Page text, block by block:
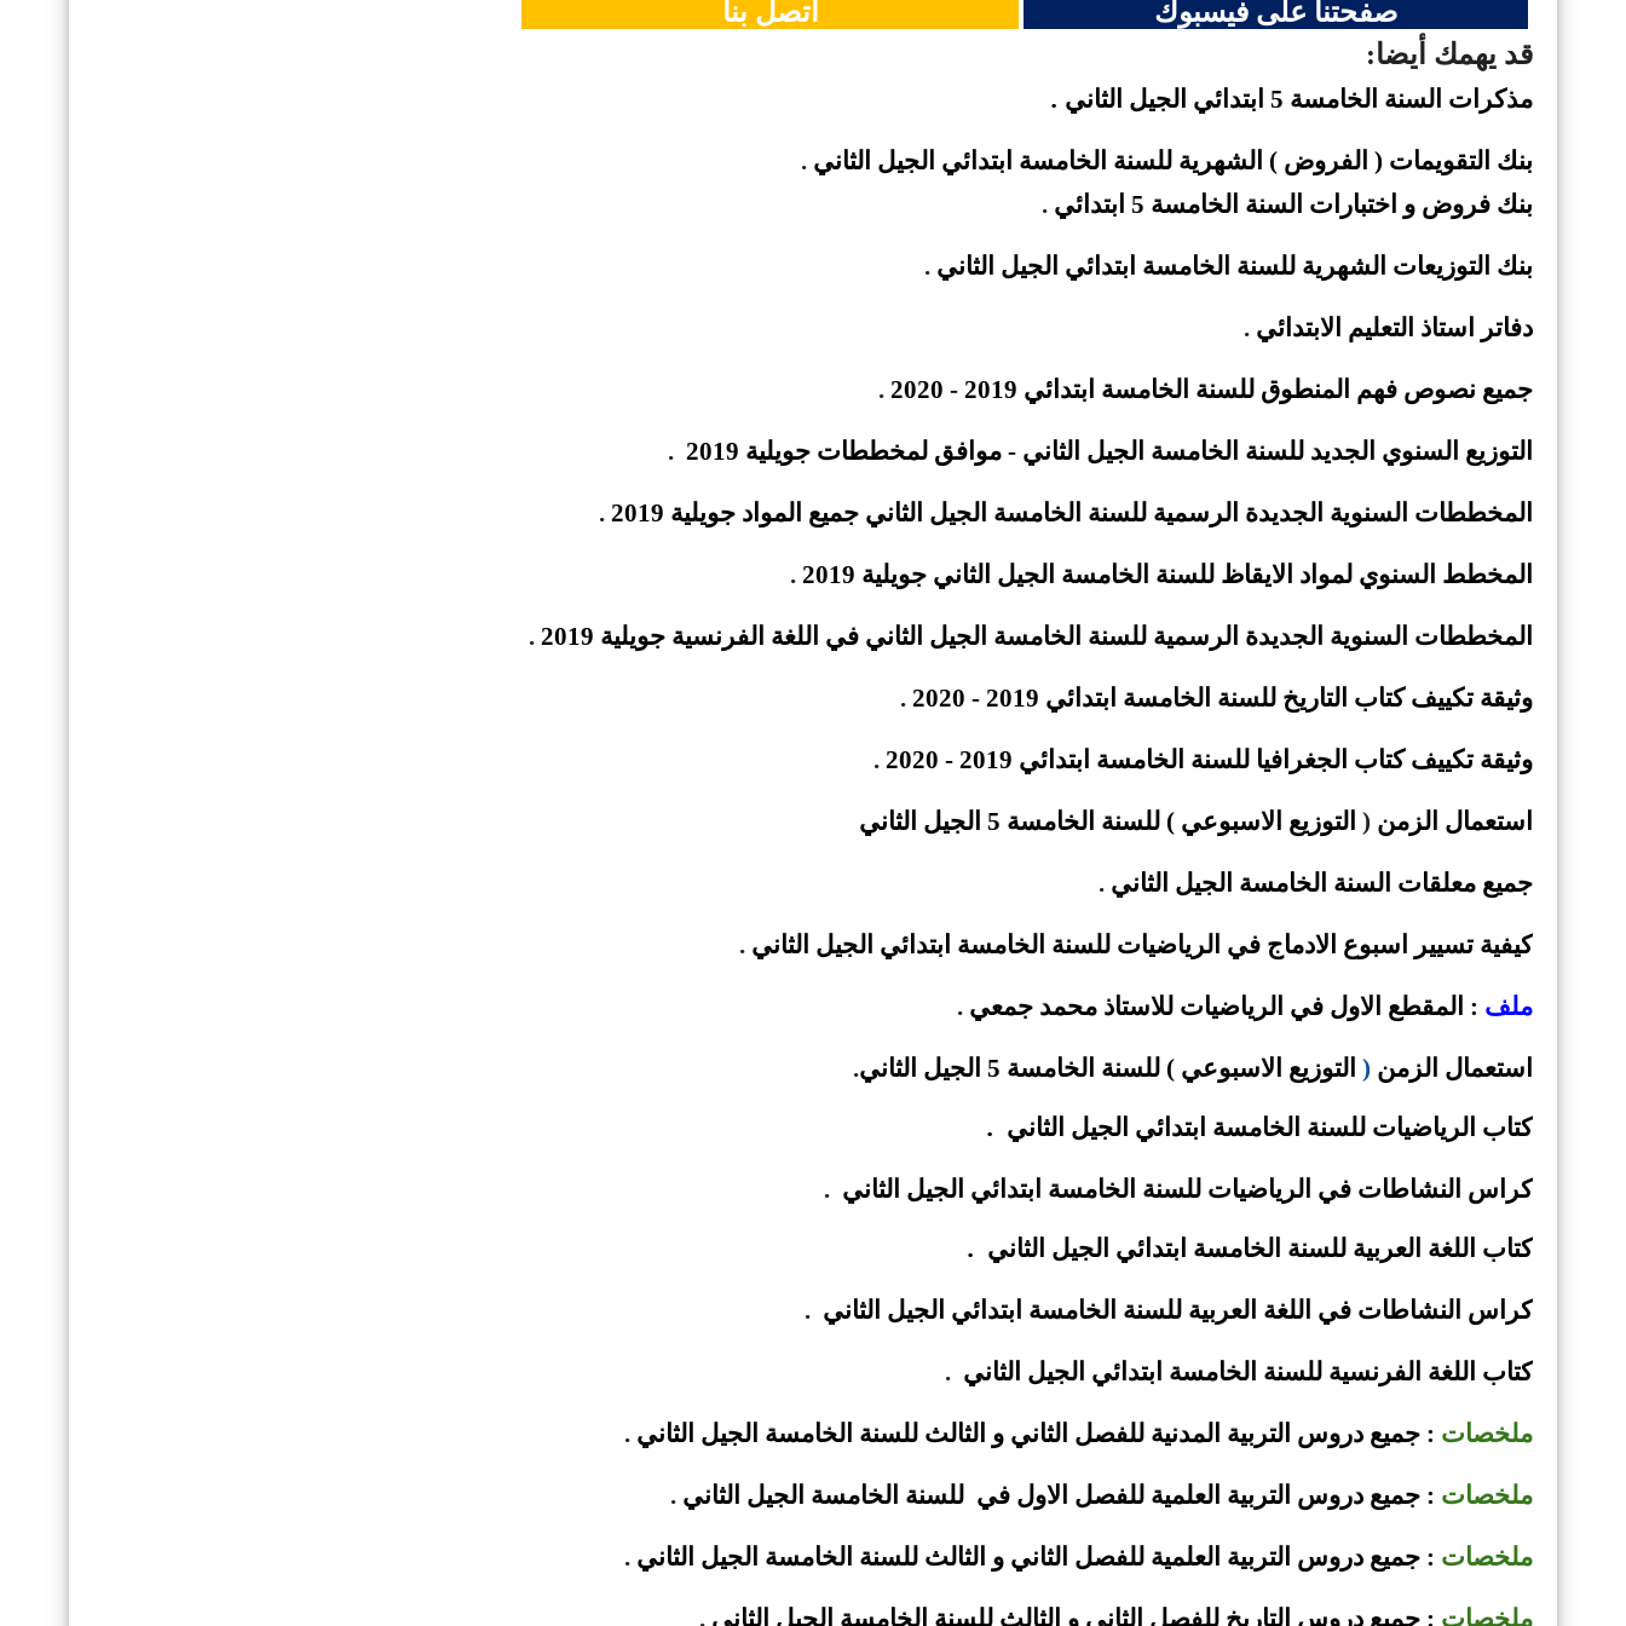
صفحتنا على فيسبوك
اتصل بنا
قد يهمك أيضا:
مذكرات السنة الخامسة 5 ابتدائي الجيل الثاني .
بنك التقويمات ( الفروض ) الشهرية للسنة الخامسة ابتدائي الجيل الثاني .
بنك فروض و اختبارات السنة الخامسة 5
ابتدائي .
بنك التوزيعات الشهرية للسنة الخامسة ابتدائي الجيل الثاني .
دفاتر استاذ التعليم الابتدائي .
جميع نصوص فهم المنطوق للسنة الخامسة ابتدائي 2019 - 2020 .
التوزيع السنوي الجديد للسنة الخامسة الجيل الثاني - موافق لمخططات جويلية 2019 .
المخططات السنوية الجديدة الرسمية للسنة الخامسة الجيل الثاني جميع المواد جويلية 2019 .
المخطط السنوي لمواد الايقاظ للسنة الخامسة الجيل الثاني جويلية 2019 .
المخططات السنوية الجديدة الرسمية للسنة الخامسة الجيل الثاني في اللغة الفرنسية جويلية 2019 .
وثيقة تكييف كتاب التاريخ للسنة الخامسة ابتدائي 2019 - 2020 .
وثيقة تكييف كتاب الجغرافيا للسنة الخامسة ابتدائي 2019 - 2020 .
استعمال الزمن ( التوزيع الاسبوعي ) للسنة الخامسة 5 الجيل الثاني
جميع معلقات السنة الخامسة الجيل الثاني .
كيفية تسيير اسبوع الادماج في الرياضيات للسنة الخامسة ابتدائي الجيل الثاني .
ملف : المقطع الاول في الرياضيات للاستاذ محمد جمعي .
استعمال الزمن ( التوزيع الاسبوعي ) للسنة الخامسة 5 الجيل الثاني .
كتاب الرياضيات للسنة الخامسة ابتدائي الجيل الثاني .
كراس النشاطات في الرياضيات للسنة الخامسة ابتدائي الجيل الثاني .
كتاب اللغة العربية للسنة الخامسة ابتدائي الجيل الثاني .
كراس النشاطات في اللغة العربية للسنة الخامسة ابتدائي الجيل الثاني .
كتاب اللغة الفرنسية للسنة الخامسة ابتدائي الجيل الثاني .
ملخصات : جميع دروس التربية المدنية للفصل الثاني و الثالث للسنة الخامسة الجيل الثاني .
ملخصات : جميع دروس التربية العلمية للفصل الاول في للسنة الخامسة الجيل الثاني .
ملخصات : جميع دروس التربية العلمية للفصل الثاني و الثالث للسنة الخامسة الجيل الثاني .
ملخصات : جميع دروس التاريخ للفصل الثاني و الثالث للسنة الخامسة الجيل الثاني .